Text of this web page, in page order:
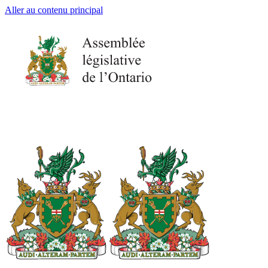
Aller au contenu principal